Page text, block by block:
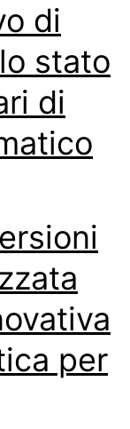
di
stato
di
per